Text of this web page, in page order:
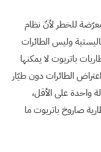
للخطر لأنّ نظام
وليس الطائرات
باتريوت لا يمكنها
في اعتراض الطائرات دون طيّار
واحدة على الأقل،
صاروخ باتريوت ما